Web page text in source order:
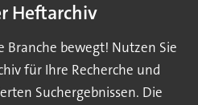
Heftarchiv
Branche bewegt! Nutzen Sie
für Ihre Recherche und
Suchergebnissen. Die